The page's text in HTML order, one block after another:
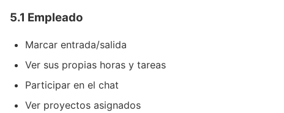
5.1 Empleado
Marcar entrada/salida
Ver sus propias horas y tareas
Participar en el chat
Ver proyectos asignados